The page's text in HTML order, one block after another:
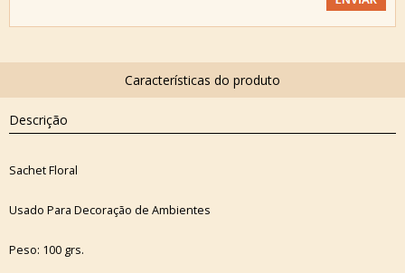
Descrição
Sachet Floral
Usado Para Decoração de Ambientes
Peso: 100 grs.